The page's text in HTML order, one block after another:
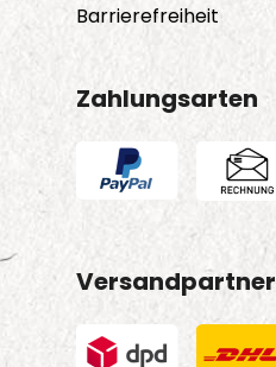
Barrierefreiheit
Zahlungsarten
Versandpartner